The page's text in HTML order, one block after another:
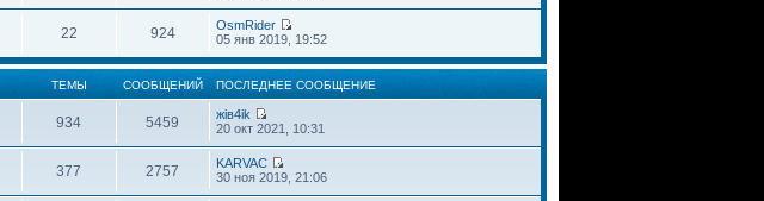
22 924
OsmRider
05 янв 2019, 19:52
ТЕМЫ СООБЩЕНИЙ ПОСЛЕДНЕЕ СООБЩЕНИЕ
934 5459
жiв4ik
20 окт 2021, 10:31
377 2757
KARVAC
30 ноя 2019, 21:06